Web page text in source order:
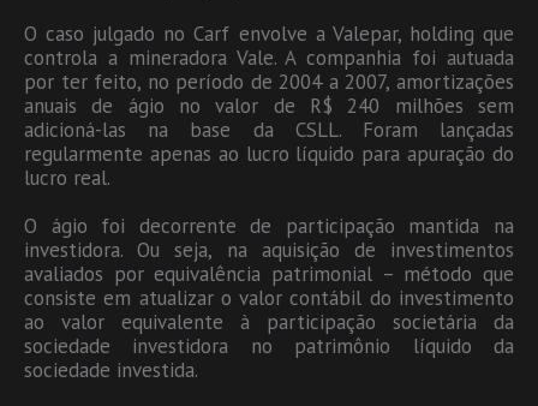
O caso julgado no Carf envolve a Valepar, holding que
controla a mineradora Vale. A companhia foi autuada
por ter feito, no período de 2004 a 2007, amortizações
anuais de ágio no valor de R$ 240 milhões sem
adicioná-las na base da CSLL. Foram lançadas
regularmente apenas ao lucro líquido para apuração do
lucro real.
O ágio foi decorrente de participação mantida na
investidora. Ou seja, na aquisição de investimentos
avaliados por equivalência patrimonial – método que
consiste em atualizar o valor contábil do investimento
ao valor equivalente à participação societária da
sociedade investidora no patrimônio líquido da
sociedade investida.